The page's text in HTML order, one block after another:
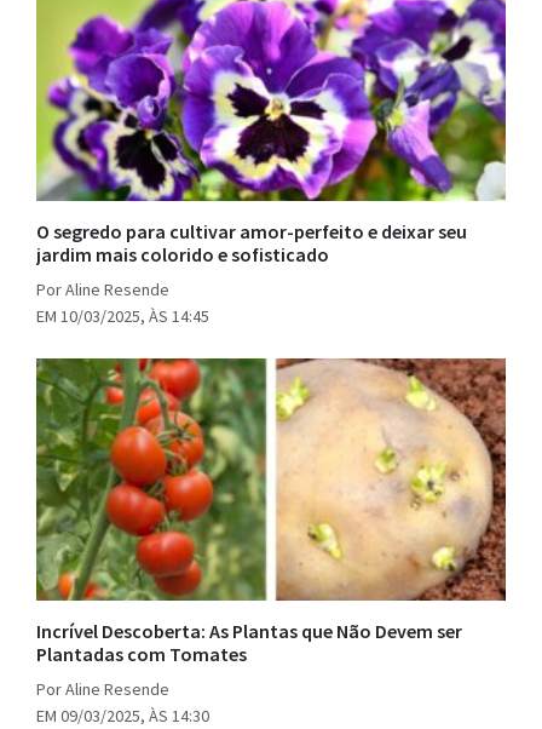
O segredo para cultivar amor-perfeito e deixar seu
jardim mais colorido e sofisticado
Por Aline Resende
EM 10/03/2025, ÀS 14:45
Incrível Descoberta: As Plantas que Não Devem ser
Plantadas com Tomates
Por Aline Resende
EM 09/03/2025, ÀS 14:30